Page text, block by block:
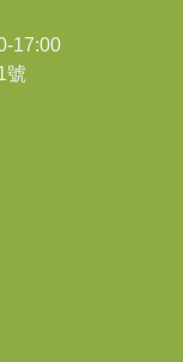
17:00
號